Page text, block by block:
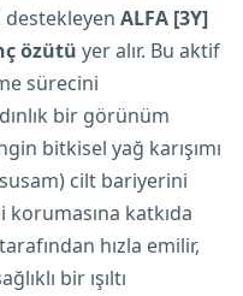
ALFA [3Y]
özütü yer alır. Bu aktif
sürecini
bir görünüm
bitkisel yağ karışımı
cilt bariyerini
korumasına katkıda
hızla emilir,
bir ışıltı